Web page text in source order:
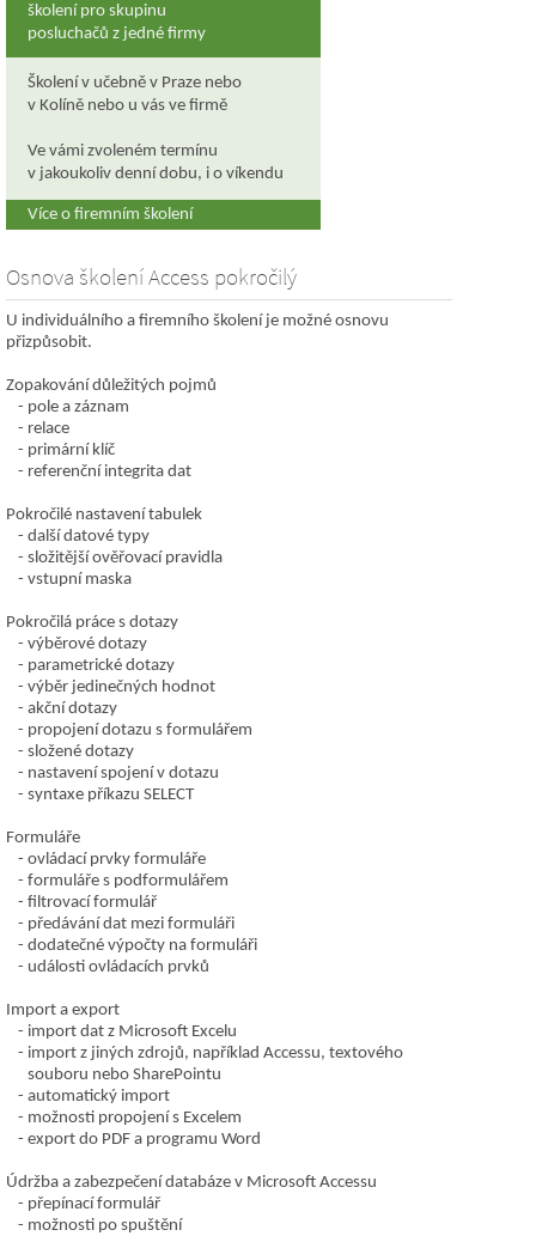
školení pro skupinu
posluchačů z jedné firmy
Školení v učebně v Praze nebo
v Kolíně nebo u vás ve firmě
Ve vámi zvoleném termínu
v jakoukoliv denní dobu, i o víkendu
Více o firemním školení
Osnova školení Access pokročilý
U individuálního a firemního školení je možné osnovu
přizpůsobit.
Zopakování důležitých pojmů
pole a záznam
relace
primární klíč
referenční integrita dat
Pokročilé nastavení tabulek
další datové typy
složitější ověřovací pravidla
vstupní maska
Pokročilá práce s dotazy
výběrové dotazy
parametrické dotazy
výběr jedinečných hodnot
akční dotazy
propojení dotazu s formulářem
složené dotazy
nastavení spojení v dotazu
syntaxe příkazu SELECT
Formuláře
ovládací prvky formuláře
formuláře s podformulářem
filtrovací formulář
předávání dat mezi formuláři
dodatečné výpočty na formuláři
události ovládacích prvků
Import a export
import dat z Microsoft Excelu
import z jiných zdrojů, například Accessu, textového
souboru nebo SharePointu
automatický import
možnosti propojení s Excelem
export do PDF a programu Word
Údržba a zabezpečení databáze v Microsoft Accessu
přepínací formulář
možnosti po spuštění